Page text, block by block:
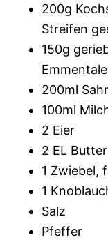
200g
Streifen
150g
200ml
100ml
2 Eier
2 EL Butter
1 Zwiebel,
1
Salz
Pfeffer